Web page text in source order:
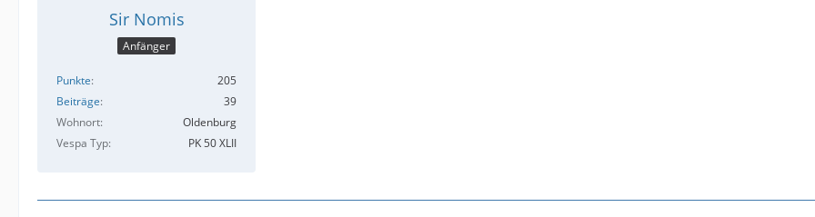
Sir Nomis
Anfänger
Punkte
205
Beiträge
39
Wohnort
Oldenburg
Vespa Typ
PK 50 XLII